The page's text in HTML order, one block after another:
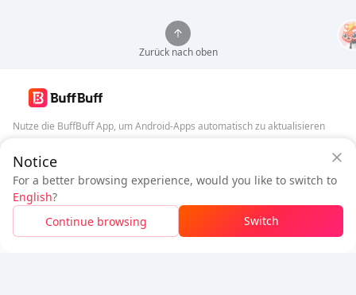
Zu zahlen
$0.03gespart
$1.03
Melden Sie sich an, um50 Punkte (0.50 USD)+1 Punkte (0.01USD)
zu erhalten
Aufladen
Notice
For a better browsing experience, would you like to switch to
English?
Continue browsing
Switch
Zurück nach oben
Nutze die BuffBuff App, um Android-Apps automatisch zu aktualisieren
Folge uns
5% OFF5% OFF